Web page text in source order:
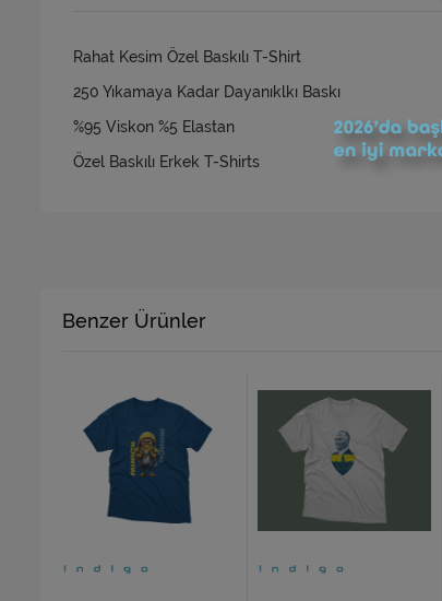
Rahat Kesim Özel Baskılı T-Shirt
250 Yıkamaya Kadar Dayanıklkı Baskı
%95 Viskon %5 Elastan
Özel Baskılı Erkek T-Shirts
Benzer Ürünler